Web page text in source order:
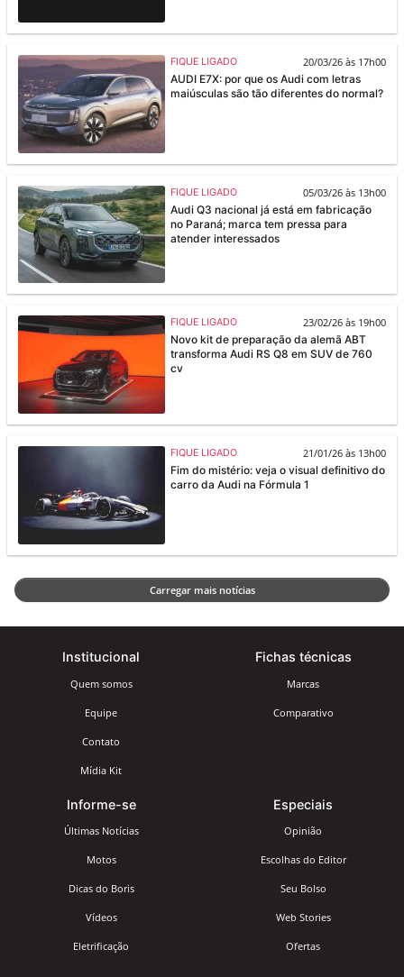
FIQUE LIGADO
20/03/26 às 17h00
AUDI E7X: por que os Audi com letras
maiúsculas são tão diferentes do normal?
FIQUE LIGADO
05/03/26 às 13h00
Audi Q3 nacional já está em fabricação
no Paraná; marca tem pressa para
atender interessados
FIQUE LIGADO
23/02/26 às 19h00
Novo kit de preparação da alemã ABT
transforma Audi RS Q8 em SUV de 760
cv
FIQUE LIGADO
21/01/26 às 13h00
Fim do mistério: veja o visual definitivo do
carro da Audi na Fórmula 1
Carregar mais notícias
Institucional
Quem somos
Equipe
Contato
Mídia Kit
Fichas técnicas
Marcas
Comparativo
Informe-se
Últimas Notícias
Motos
Dicas do Boris
Vídeos
Eletrificação
Especiais
Opinião
Escolhas do Editor
Seu Bolso
Web Stories
Ofertas